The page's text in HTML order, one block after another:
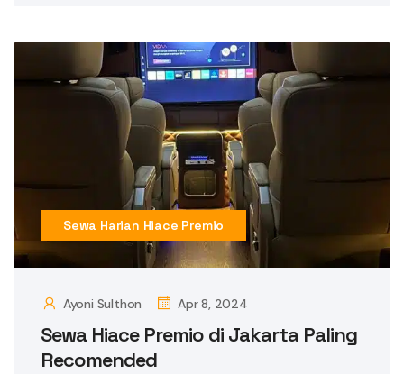
Sewa Harian Hiace Premio
Ayoni Sulthon Apr 8, 2024
Sewa Hiace Premio di Jakarta Paling
Recomended